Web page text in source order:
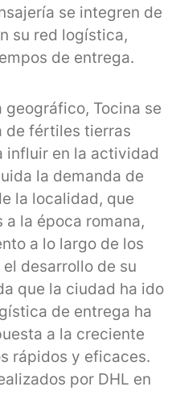
se integren de
su red logística,
de entrega.
Tocina se
de fértiles tierras
influir en la actividad
la demanda de
la localidad, que
a la época romana,
a lo largo de los
desarrollo de su
que la ciudad ha ido
de entrega ha
a la creciente
rápidos y eficaces.
por DHL en